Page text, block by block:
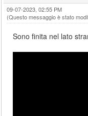
09-07-2023, 02:55 PM
(Questo messaggio è stato
Sono finita nel lato